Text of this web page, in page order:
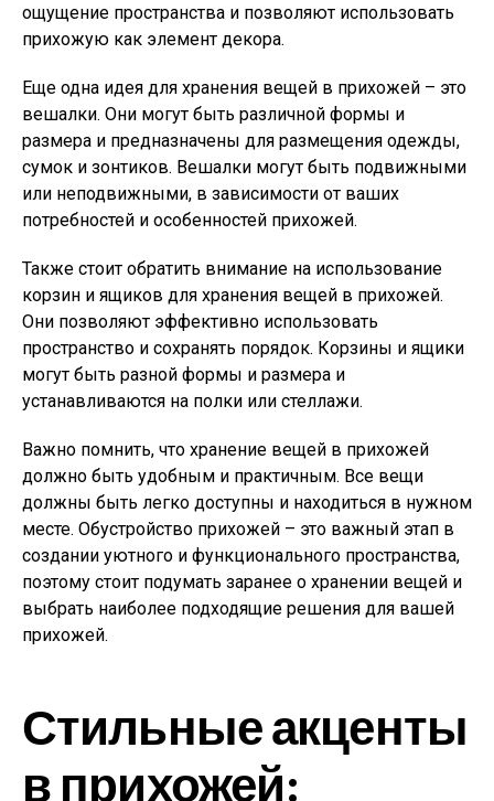
ощущение пространства и позволяют использовать
прихожую как элемент декора.
Еще одна идея для хранения вещей в прихожей – это
вешалки. Они могут быть различной формы и
размера и предназначены для размещения одежды,
сумок и зонтиков. Вешалки могут быть подвижными
или неподвижными, в зависимости от ваших
потребностей и особенностей прихожей.
Также стоит обратить внимание на использование
корзин и ящиков для хранения вещей в прихожей.
Они позволяют эффективно использовать
пространство и сохранять порядок. Корзины и ящики
могут быть разной формы и размера и
устанавливаются на полки или стеллажи.
Важно помнить, что хранение вещей в прихожей
должно быть удобным и практичным. Все вещи
должны быть легко доступны и находиться в нужном
месте. Обустройство прихожей – это важный этап в
создании уютного и функционального пространства,
поэтому стоит подумать заранее о хранении вещей и
выбрать наиболее подходящие решения для вашей
прихожей.
Стильные акценты
в прихожей: